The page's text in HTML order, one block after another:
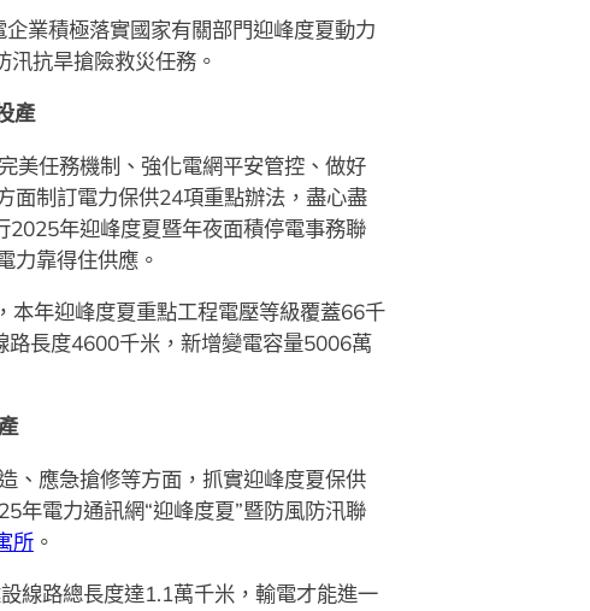
業積極落實國家有關部門迎峰度夏動力
抗旱搶險救災任務。
產
美任務機制、強化電網平安管控、做好
面制訂電力保供24項重點辦法，盡心盡
年迎峰度夏暨年夜面積停電事務聯
力靠得住供應。
年迎峰度夏重點工程電壓等級覆蓋66千
長度4600千米，新增變電容量5006萬
、應急搶修等方面，抓實迎峰度夏保供
年電力通訊網“迎峰度夏”暨防風防汛聯
所。
線路總長度達1.1萬千米，輸電才能進一